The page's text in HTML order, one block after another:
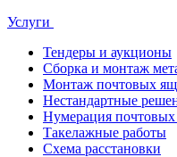
Услуги
Тендеры и аукционы
Сборка и монтаж
Монтаж почтовых
Нестандартные
Нумерация
Такелажные работы
Схема расстановки